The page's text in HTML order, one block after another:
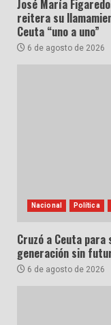
José María
reitera su
Ceuta “uno a uno”
6 de agosto de 2026
Nacional Política
Cruzó a Ceuta
generación sin
6 de agosto de 2026